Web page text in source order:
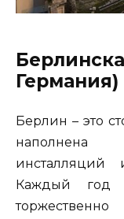
Германия)
Берлин – это
наполнена
инсталляций
Каждый год